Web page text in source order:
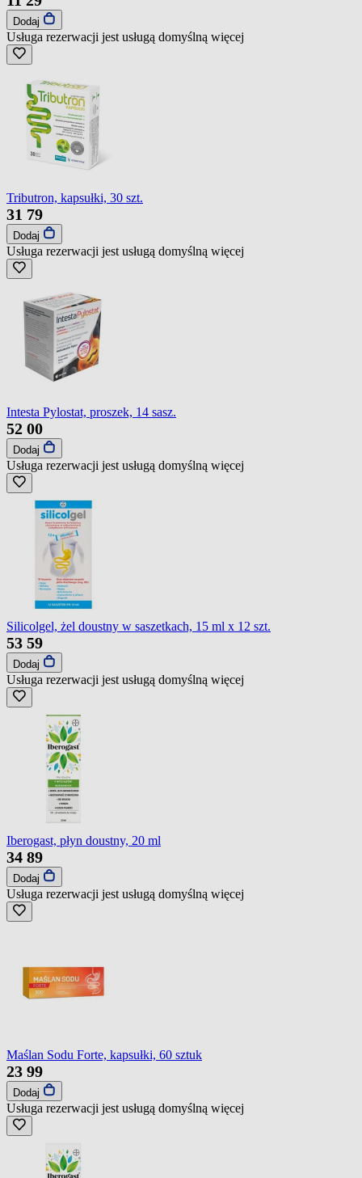
Dodaj
Usługa rezerwacji jest usługą domyślną więcej
Tributron, kapsułki, 30 szt.
31 79
Dodaj
Usługa rezerwacji jest usługą domyślną więcej
Intesta Pylostat, proszek, 14 sasz.
52 00
Dodaj
Usługa rezerwacji jest usługą domyślną więcej
Silicolgel, żel doustny w saszetkach, 15 ml x 12 szt.
53 59
Dodaj
Usługa rezerwacji jest usługą domyślną więcej
Iberogast, płyn doustny, 20 ml
34 89
Dodaj
Usługa rezerwacji jest usługą domyślną więcej
Maślan Sodu Forte, kapsułki, 60 sztuk
23 99
Dodaj
Usługa rezerwacji jest usługą domyślną więcej